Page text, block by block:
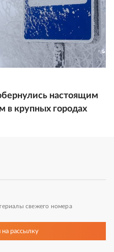
настоящим
в крупных городах
свежего номера
на рассылку